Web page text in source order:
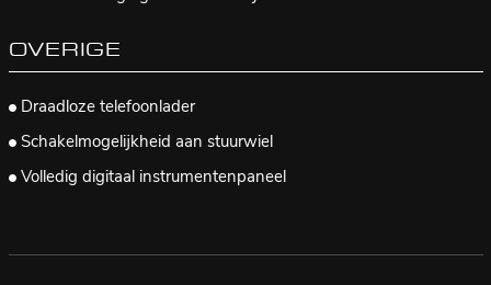
OVERIGE
Draadloze telefoonlader
Schakelmogelijkheid aan stuurwiel
Volledig digitaal instrumentenpaneel